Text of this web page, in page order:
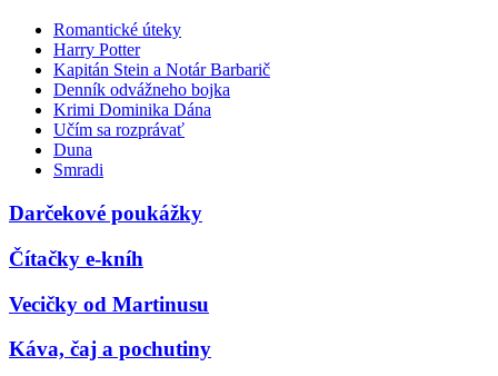
Romantické úteky
Harry Potter
Kapitán Stein a Notár Barbarič
Denník odvážneho bojka
Krimi Dominika Dána
Učím sa rozprávať
Duna
Smradi
Darčekové poukážky
Čítačky e-kníh
Vecičky od Martinusu
Káva, čaj a pochutiny